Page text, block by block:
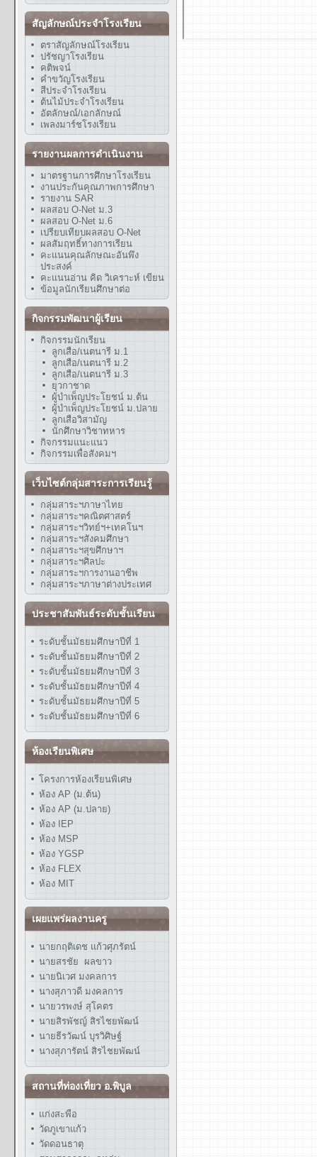
สัญลักษณ์ประจำโรงเรียน
ตราสัญลักษณ์โรงเรียน
ปรัชญาโรงเรียน
คติพจน์
คำขวัญโรงเรียน
สีประจำโรงเรียน
ต้นไม้ประจำโรงเรียน
อัตลักษณ์/เอกลักษณ์
เพลงมาร์ชโรงเรียน
รายงานผลการดำเนินงาน
มาตรฐานการศึกษาโรงเรียน
งานประกันคุณภาพการศึกษา
รายงาน SAR
ผลสอบ O-Net ม.3
ผลสอบ O-Net ม.6
เปรียบเทียบผลสอบ O-Net
ผลสัมฤทธิ์ทางการเรียน
คะแนนคุณลักษณะอันพึง
ประสงค์
คะแนนอ่าน คิด วิเคราะห์ เขียน
ข้อมูลนักเรียนศึกษาต่อ
กิจกรรมพัฒนาผู้เรียน
กิจกรรมนักเรียน
ลูกเสือ/เนตนารี ม.1
ลูกเสือ/เนตนารี ม.2
ลูกเสือ/เนตนารี ม.3
ยุวกาชาด
ผู้บำเพ็ญประโยชน์ ม.ต้น
ผู้บำเพ็ญประโยชน์ ม.ปลาย
ลูกเสือวิสามัญ
นักศึกษาวิชาทหาร
กิจกรรมแนะแนว
กิจกรรมเพื่อสังคมฯ
เว็บไซต์กลุ่มสาระการเรียนรู้
กลุ่มสาระฯภาษาไทย
กลุ่มสาระฯคณิตศาสตร์
กลุ่มสาระฯวิทย์ฯ+เทคโนฯ
กลุ่มสาระฯสังคมศึกษา
กลุ่มสาระฯสุขศึกษาฯ
กลุ่มสาระฯศิลปะ
กลุ่มสาระฯการงานอาชีพ
กลุ่มสาระฯภาษาต่างประเทศ
ประชาสัมพันธ์ระดับชั้นเรียน
ระดับชั้นมัธยมศึกษาปีที่ 1
ระดับชั้นมัธยมศึกษาปีที่ 2
ระดับชั้นมัธยมศึกษาปีที่ 3
ระดับชั้นมัธยมศึกษาปีที่ 4
ระดับชั้นมัธยมศึกษาปีที่ 5
ระดับชั้นมัธยมศึกษาปีที่ 6
ห้องเรียนพิเศษ
โครงการห้องเรียนพิเศษ
ห้อง AP (ม.ต้น)
ห้อง AP (ม.ปลาย)
ห้อง IEP
ห้อง MSP
ห้อง YGSP
ห้อง FLEX
ห้อง MIT
เผยแพร่ผลงานครู
นายกฤติเดช แก้วศุภรัตน์
นายสรชัย ผลขาว
นายนิเวศ มงคลการ
นางสุภาวดี มงคลการ
นายวรพงษ์ สุโคตร
นายสิรพัชญ์ สิรไชยพัฒน์
นายธีรวัฒน์ บุรวิศิษฐ์
นางสุภารัตน์ สิรไชยพัฒน์
สถานที่ท่องเที่ยว อ.พิบูล
แก่งสะพือ
วัดภูเขาแก้ว
วัดดอนธาตุ